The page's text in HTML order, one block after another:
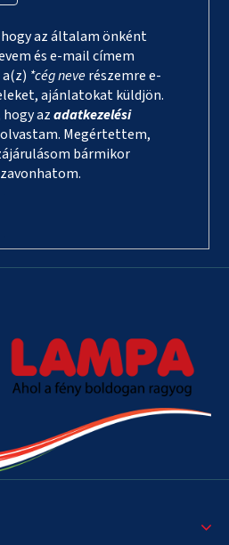
az általam önként
és e-mail címem
*cég neverészemre e-
ajánlatokat küldjön.
azadatkezelési
Megértettem,
bármikor